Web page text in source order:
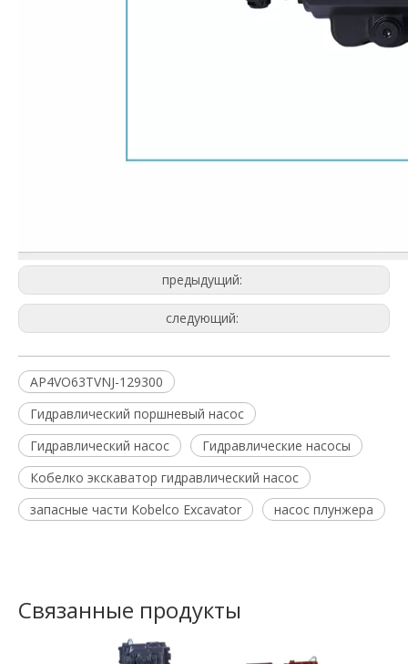
предыдущий:
следующий:
AP4VO63TVNJ-129300
Гидравлический поршневый насос
Гидравлический насос
Гидравлические насосы
Кобелко экскаватор гидравлический насос
запасные части Kobelco Excavator
насос плунжера
Связанные продукты